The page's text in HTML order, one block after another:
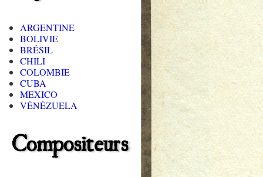
ARGENTINE
BOLIVIE
BRÉSIL
CHILI
COLOMBIE
CUBA
MEXICO
VÉNÉZUELA
Compositeurs